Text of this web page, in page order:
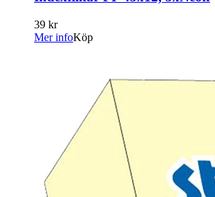
39 kr
Mer infoKöp